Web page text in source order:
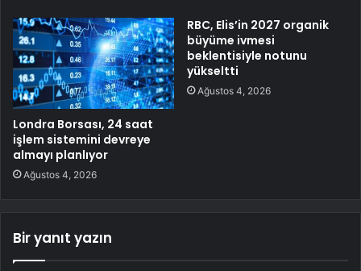
Londra Borsası, 24 saat
işlem sistemini devreye
almayı planlıyor
Ağustos 4, 2026
RBC, Elis’in 2027 organik
büyüme ivmesi
beklentisiyle notunu
yükseltti
Ağustos 4, 2026
Bir yanıt yazın